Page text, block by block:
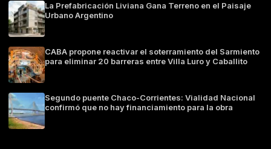
La Prefabricación Liviana Gana Terreno en el Paisaje
Urbano Argentino
CABA propone reactivar el soterramiento del Sarmiento
para eliminar 20 barreras entre Villa Luro y Caballito
Segundo puente Chaco-Corrientes: Vialidad Nacional
confirmó que no hay financiamiento para la obra